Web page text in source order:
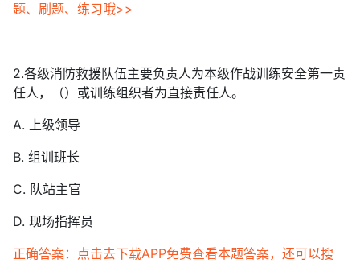
题、刷题、练习哦>>
2.各级消防救援队伍主要负责人为本级作战训练安全第一责
任人，（）或训练组织者为直接责任人。
A. 上级领导
B. 组训班长
C. 队站主官
D. 现场指挥员
正确答案：点击去下载APP免费查看本题答案，还可以搜